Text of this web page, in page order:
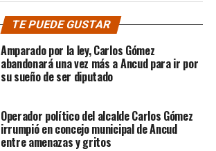
TE PUEDE GUSTAR
Amparado por la ley, Carlos Gómez
abandonará una vez más a Ancud para ir por
su sueño de ser diputado
Operador político del alcalde Carlos Gómez
irrumpió en concejo municipal de Ancud
entre amenazas y gritos